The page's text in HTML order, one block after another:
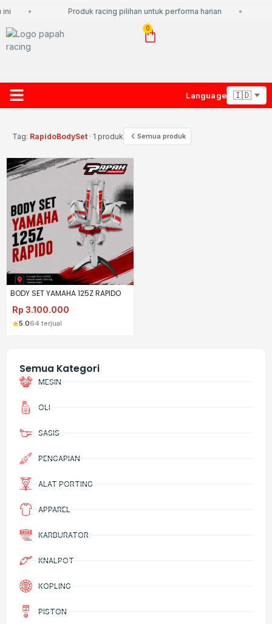
Produk racing pilihan untuk performa harian
0
Language
Semua Kategori
MESIN
OLI
SASIS
PENGAPIAN
ALAT PORTING
APPAREL
KARBURATOR
KNALPOT
KOPLING
PISTON
Tag: RapidoBodySet · 1 produk Semua produk
BODY SET YAMAHA 125Z RAPIDO
Rp 3.100.000
5.064 terjual